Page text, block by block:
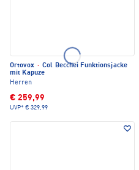
Ortovox · Col Becchei Funktionsjacke
mit Kapuze
Herren
€ 259,99
UVP* € 329,99